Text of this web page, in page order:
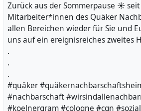
Zurück aus der Sommerpause ☀️
Mitarbeiter*innen des Quäker
allen Bereichen wieder für Sie und
uns auf ein ereignisreiches zweites
.
.
.
#quäker
#nachbarschaft
#koelnergram #cologne #cgn